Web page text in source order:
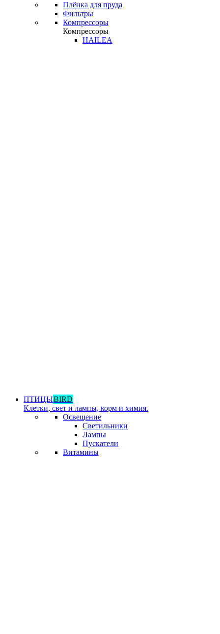
Плёнка для пруда
Фильтры
Компрессоры
Компрессоры
HAILEA
ПТИЦЫBIRD
Клетки, свет и лампы, корм и химия.
Освещение
Светильники
Лампы
Пускатели
Витамины